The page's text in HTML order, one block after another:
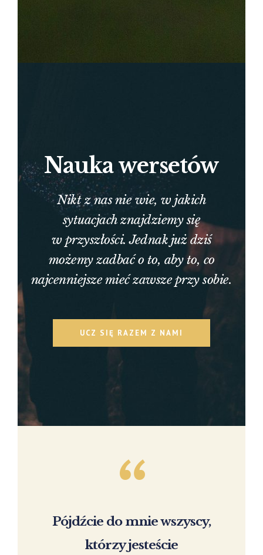
Nauka wersetów
Nikt z nas nie wie, w jakich
sytuacjach znajdziemy się
w przyszłości. Jednak już dziś
możemy zadbać o to, aby to, co
najcenniejsze mieć zawsze przy sobie.
UCZ SIĘ RAZEM Z NAMI
Pójdźcie do mnie wszyscy,
którzy jesteście